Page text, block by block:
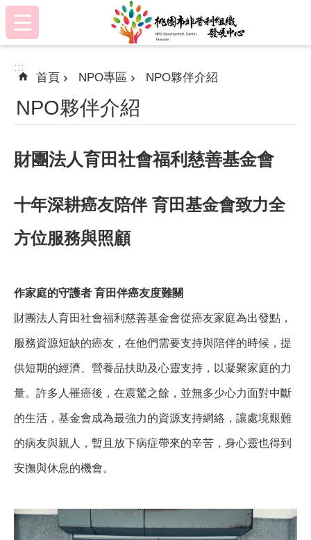
跳到主要內容區塊
:::
:::
首頁 NPO專區 NPO夥伴介紹
NPO夥伴介紹
財團法人育田社會福利慈善基金會
十年深耕癌友陪伴 育田基金會致力全
方位服務與照顧
作家庭的守護者 育田伴癌友度難關
財團法人育田社會福利慈善基金會從癌友家庭為出發點，
服務資源短缺的癌友，在他們需要支持與陪伴的時候，提
供短期的經濟、營養品扶助及心靈支持，以凝聚家庭的力
量。許多人罹癌後，在震驚之餘，並無多少心力面對中斷
的生活，基金會成為最強力的資源支持網絡，讓處境艱難
的病友與親人，暫且放下病症帶來的辛苦，身心靈也得到
安撫與休息的機會。